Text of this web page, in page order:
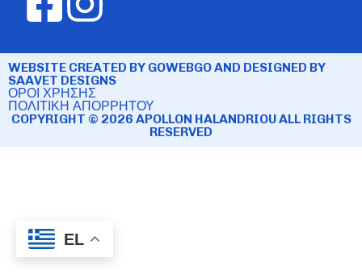
WEBSITE CREATED BY GOWEBGO AND DESIGNED BY
SAAVET DESIGNS
ΟΡΟΙ ΧΡΗΣΗΣ
ΠΟΛΙΤΙΚΗ ΑΠΟΡΡΗΤΟΥ
COPYRIGHT © 2026 APOLLON HALANDRIOU ALL RIGHTS
RESERVED
EL